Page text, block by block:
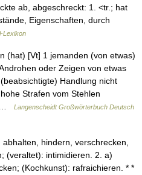
ab, abgeschreckt: 1. <tr.; hat
Eigenschaften, durch
Lexikon
(hat) [Vt] 1 jemanden (von etwas)
oder Zeigen von etwas
Handlung nicht
Strafen vom Stehlen
…
Langenscheidt Großwörterbuch Deutsch
hindern, verschrecken,
(veraltet): intimidieren. 2. a)
(Kochkunst): rafraichieren. * *